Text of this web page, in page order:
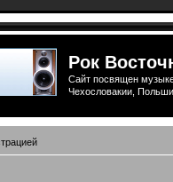
Рок
Сайт посвящен
Чехословакии,